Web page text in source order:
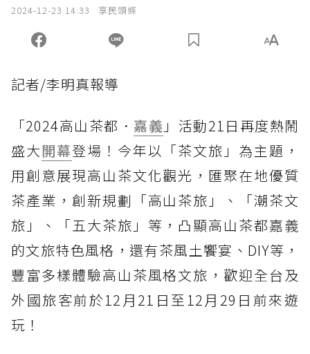
2024-12-23 14:33 享民頭條
記者/李明真報導
「2024高山茶都． 嘉義 」活動21日再度熱鬧
盛大開幕登場！今年以「茶文旅」為主題，
用創意展現高山茶文化觀光，匯聚在地優質
茶產業，創新規劃「高山茶旅」、「潮茶文
旅」、「五大茶旅」等，凸顯高山茶都嘉義
的文旅特色風格，還有茶風土饗宴、DIY等，
豐富多樣體驗高山茶風格文旅，歡迎全台及
外國旅客前於12月21日至12月29日前來遊
玩！